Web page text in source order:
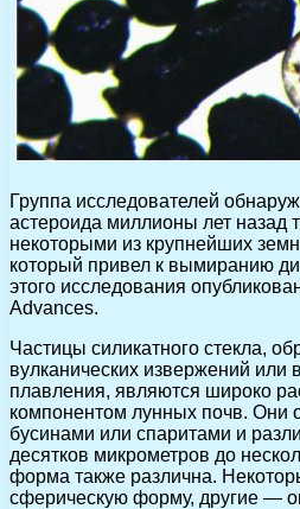
Группа исследователей
астероида миллионы лет назад
некоторыми из крупнейших
который привел к вымиранию
этого исследования
Advances.
Частицы силикатного стекла,
вулканических извержений или
плавления, являются широко
компонентом лунных почв. Они
бусинами или спаритами и
десятков микрометров до
форма также различна.
сферическую форму, другие —